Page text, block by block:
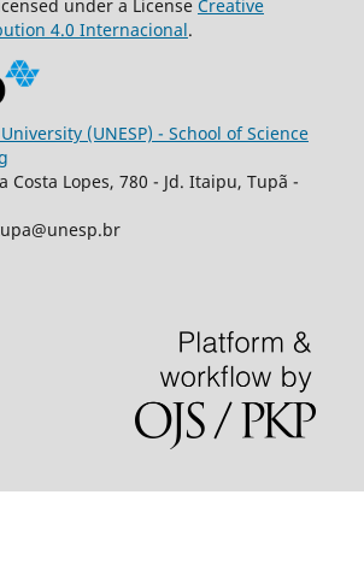
under a License Creative
4.0 Internacional.
(UNESP) - School of Science
Costa Lopes, 780 - Jd. Itaipu, Tupã -